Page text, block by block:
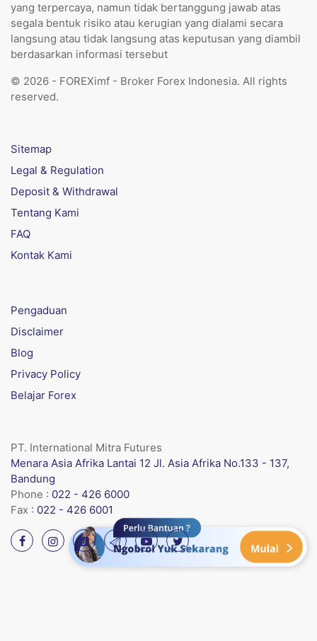
yang terpercaya, namun tidak bertanggung jawab atas
segala bentuk risiko atau kerugian yang dialami secara
langsung atau tidak langsung atas keputusan yang diambil
berdasarkan informasi tersebut
© 2026 - FOREXimf - Broker Forex Indonesia. All rights
reserved.
Sitemap
Legal & Regulation
Deposit & Withdrawal
Tentang Kami
FAQ
Kontak Kami
Pengaduan
Disclaimer
Blog
Privacy Policy
Belajar Forex
PT. International Mitra Futures
Menara Asia Afrika Lantai 12 Jl. Asia Afrika No.133 - 137,
Bandung
Phone : 022 - 426 6000
Fax : 022 - 426 6001